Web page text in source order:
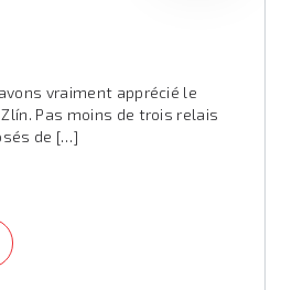
vraiment apprécié le
Pas moins de trois relais
de […]